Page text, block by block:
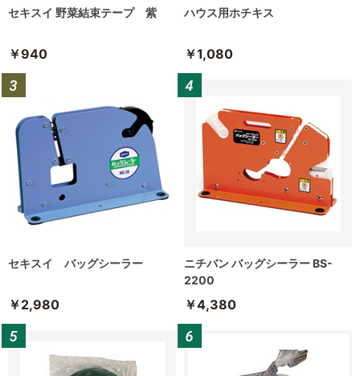
セキスイ 野菜結束テープ 紫
￥940
ハウス用ホチキス
￥1,080
セキスイ バッグシーラー
￥2,980
ニチバン バッグシーラー BS-
2200
￥4,380